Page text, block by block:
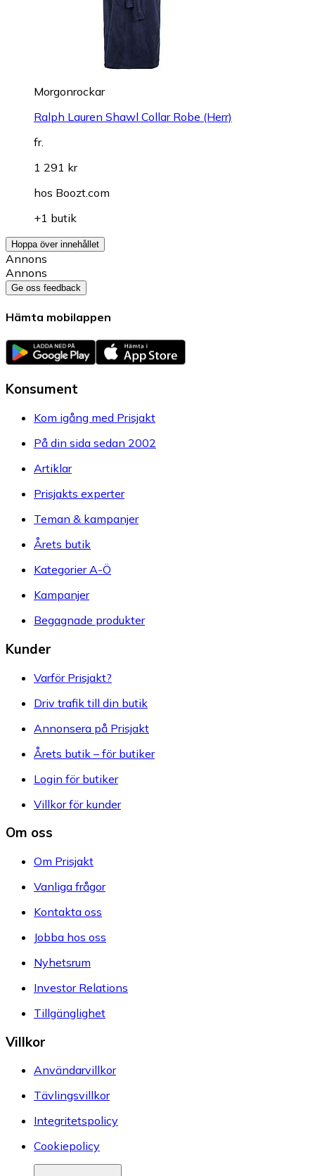
Morgonrockar
Ralph Lauren Shawl Collar Robe (Herr)
fr.
1 291 kr
hos Boozt.com
+1 butik
Hoppa över innehållet
Annons
Annons
Ge oss feedback
Hämta mobilappen
Konsument
Kom igång med Prisjakt
På din sida sedan 2002
Artiklar
Prisjakts experter
Teman & kampanjer
Årets butik
Kategorier A-Ö
Kampanjer
Begagnade produkter
Kunder
Varför Prisjakt?
Driv trafik till din butik
Annonsera på Prisjakt
Årets butik – för butiker
Login för butiker
Villkor för kunder
Om oss
Om Prisjakt
Vanliga frågor
Kontakta oss
Jobba hos oss
Nyhetsrum
Investor Relations
Tillgänglighet
Villkor
Användarvillkor
Tävlingsvillkor
Integritetspolicy
Cookiepolicy